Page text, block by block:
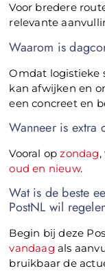
Voor bredere
relevante
Waarom is
Omdat logistieke
kan afwijken en
een concreet en
Wanneer is extra
Vooral opzondag
oud en nieuw.
Wat is de beste
PostNL wil
Begin bij deze
vandaag als
bruikbaar de